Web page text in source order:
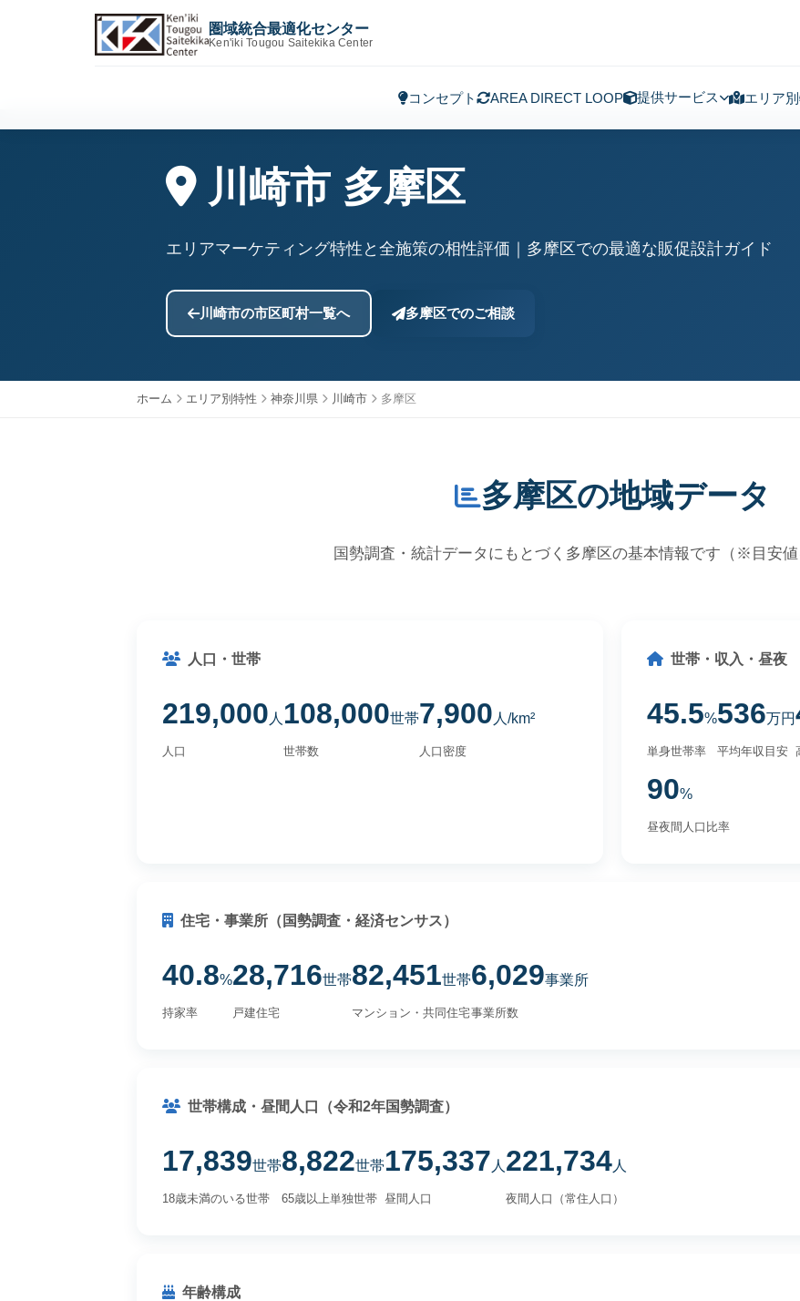
圏域統合最適化センター
Ken'iki Tougou Saitekika Center
コンセプト AREA DIRECT LOOP 提供サービス エリア
川崎市 多摩区
エリアマーケティング特性と全施策の相性評価｜多摩区での最適な販促設計ガイド
川崎市の市区町村一覧へ 多摩区でのご相談
ホーム エリア別特性 神奈川県 川崎市 多摩区
多摩区の地域データ
国勢調査・統計データにもとづく多摩区の基本情報です（※目安値
人口・世帯
219,000 人
人口
108,000世帯
世帯数
7,900 人/km²
人口密度
世帯・収入・昼夜
45.5%
単身世帯率
536万円
平均年収目安
90%
昼夜間人口比率
住宅・事業所（国勢調査・経済センサス）
40.8%
持家率
28,716世帯
戸建住宅
82,451世帯
マンション・共同住宅
6,029事業所
事業所数
世帯構成・昼間人口（令和2年国勢調査）
17,839世帯
18歳未満のいる世帯
8,822世帯
65歳以上単独世帯
175,337 人
昼間人口
221,734人
夜間人口（常住人口）
年齢構成